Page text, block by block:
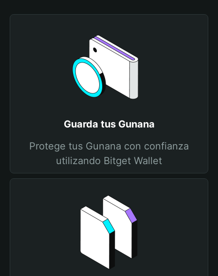
Guarda tus Gunana
Protege tus Gunana con confianza
utilizando Bitget Wallet